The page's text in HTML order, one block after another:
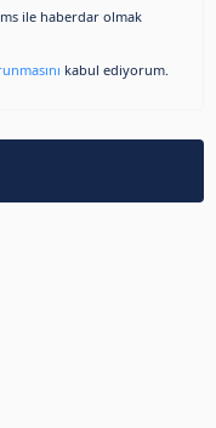
ile haberdar olmak
kabul ediyorum.